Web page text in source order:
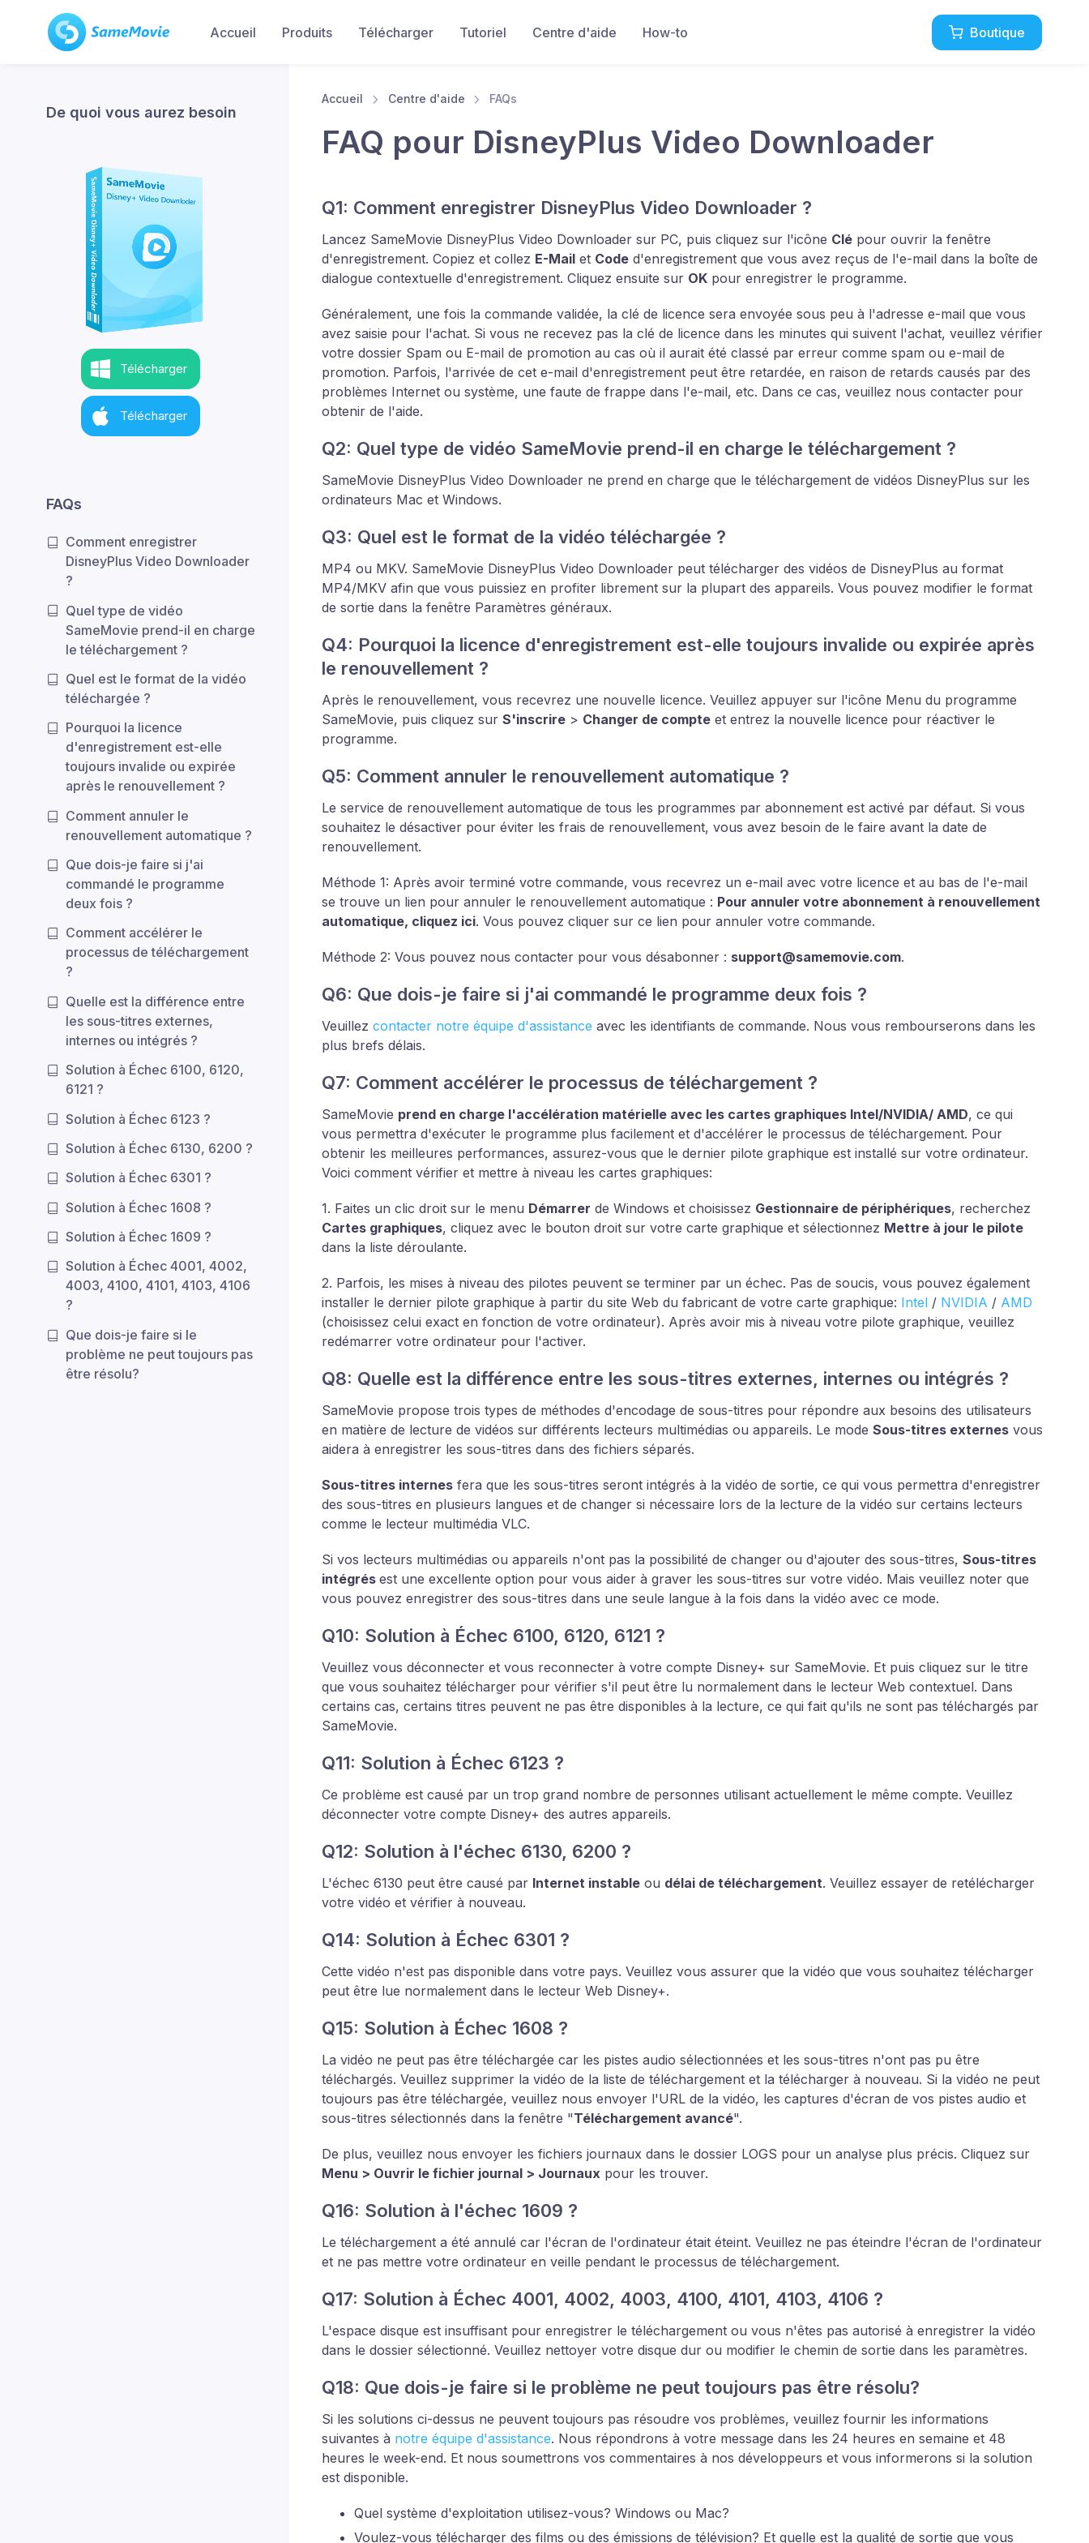
Boutique
Accueil Produits Télécharger Tutoriel Centre d'aide How-to
De quoi vous aurez besoin
Télécharger
Télécharger
FAQs
Comment enregistrer
DisneyPlus Video Downloader
?
Quel type de vidéo
SameMovie prend-il en charge
le téléchargement ?
Quel est le format de la vidéo
téléchargée ?
Pourquoi la licence
d'enregistrement est-elle
toujours invalide ou expirée
après le renouvellement ?
Comment annuler le
renouvellement automatique ?
Que dois-je faire si j'ai
commandé le programme
deux fois ?
Comment accélérer le
processus de téléchargement
?
Quelle est la différence entre
les sous-titres externes,
internes ou intégrés ?
Solution à Échec 6100, 6120,
6121 ?
Solution à Échec 6123 ?
Solution à Échec 6130, 6200 ?
Solution à Échec 6301 ?
Solution à Échec 1608 ?
Solution à Échec 1609 ?
Solution à Échec 4001, 4002,
4003, 4100, 4101, 4103, 4106
?
Que dois-je faire si le
problème ne peut toujours pas
être résolu?
Accueil Centre d'aide FAQs
FAQ pour DisneyPlus Video Downloader
Q1: Comment enregistrer DisneyPlus Video Downloader ?
Lancez SameMovie DisneyPlus Video Downloader sur PC, puis cliquez sur l'icône Clé pour ouvrir la fenêtre
d'enregistrement. Copiez et collez E-Mail et Code d'enregistrement que vous avez reçus de l'e-mail dans la boîte de
dialogue contextuelle d'enregistrement. Cliquez ensuite sur OK pour enregistrer le programme.
Généralement, une fois la commande validée, la clé de licence sera envoyée sous peu à l'adresse e-mail que vous
avez saisie pour l'achat. Si vous ne recevez pas la clé de licence dans les minutes qui suivent l'achat, veuillez vérifier
votre dossier Spam ou E-mail de promotion au cas où il aurait été classé par erreur comme spam ou e-mail de
promotion. Parfois, l'arrivée de cet e-mail d'enregistrement peut être retardée, en raison de retards causés par des
problèmes Internet ou système, une faute de frappe dans l'e-mail, etc. Dans ce cas, veuillez nous contacter pour
obtenir de l'aide.
Q2: Quel type de vidéo SameMovie prend-il en charge le téléchargement ?
SameMovie DisneyPlus Video Downloader ne prend en charge que le téléchargement de vidéos DisneyPlus sur les
ordinateurs Mac et Windows.
Q3: Quel est le format de la vidéo téléchargée ?
MP4 ou MKV. SameMovie DisneyPlus Video Downloader peut télécharger des vidéos de DisneyPlus au format
MP4/MKV afin que vous puissiez en profiter librement sur la plupart des appareils. Vous pouvez modifier le format
de sortie dans la fenêtre Paramètres généraux.
Q4: Pourquoi la licence d'enregistrement est-elle toujours invalide ou expirée après
le renouvellement ?
Après le renouvellement, vous recevrez une nouvelle licence. Veuillez appuyer sur l'icône Menu du programme
SameMovie, puis cliquez sur S'inscrire > Changer de compte et entrez la nouvelle licence pour réactiver le
programme.
Q5: Comment annuler le renouvellement automatique ?
Le service de renouvellement automatique de tous les programmes par abonnement est activé par défaut. Si vous
souhaitez le désactiver pour éviter les frais de renouvellement, vous avez besoin de le faire avant la date de
renouvellement.
Méthode 1: Après avoir terminé votre commande, vous recevrez un e-mail avec votre licence et au bas de l'e-mail
se trouve un lien pour annuler le renouvellement automatique : Pour annuler votre abonnement à renouvellement
automatique, cliquez ici. Vous pouvez cliquer sur ce lien pour annuler votre commande.
Méthode 2: Vous pouvez nous contacter pour vous désabonner : support@samemovie.com.
Q6: Que dois-je faire si j'ai commandé le programme deux fois ?
Veuillez contacter notre équipe d'assistance avec les identifiants de commande. Nous vous rembourserons dans les
plus brefs délais.
Q7: Comment accélérer le processus de téléchargement ?
SameMovie prend en charge l'accélération matérielle avec les cartes graphiques Intel/NVIDIA/ AMD, ce qui
vous permettra d'exécuter le programme plus facilement et d'accélérer le processus de téléchargement. Pour
obtenir les meilleures performances, assurez-vous que le dernier pilote graphique est installé sur votre ordinateur.
Voici comment vérifier et mettre à niveau les cartes graphiques:
1. Faites un clic droit sur le menu Démarrer de Windows et choisissez Gestionnaire de périphériques, recherchez
Cartes graphiques, cliquez avec le bouton droit sur votre carte graphique et sélectionnez Mettre à jour le pilote
dans la liste déroulante.
2. Parfois, les mises à niveau des pilotes peuvent se terminer par un échec. Pas de soucis, vous pouvez également
installer le dernier pilote graphique à partir du site Web du fabricant de votre carte graphique: Intel / NVIDIA / AMD
(choisissez celui exact en fonction de votre ordinateur). Après avoir mis à niveau votre pilote graphique, veuillez
redémarrer votre ordinateur pour l'activer.
Q8: Quelle est la différence entre les sous-titres externes, internes ou intégrés ?
SameMovie propose trois types de méthodes d'encodage de sous-titres pour répondre aux besoins des utilisateurs
en matière de lecture de vidéos sur différents lecteurs multimédias ou appareils. Le mode Sous-titres externes vous
aidera à enregistrer les sous-titres dans des fichiers séparés.
Sous-titres internes fera que les sous-titres seront intégrés à la vidéo de sortie, ce qui vous permettra d'enregistrer
des sous-titres en plusieurs langues et de changer si nécessaire lors de la lecture de la vidéo sur certains lecteurs
comme le lecteur multimédia VLC.
Si vos lecteurs multimédias ou appareils n'ont pas la possibilité de changer ou d'ajouter des sous-titres, Sous-titres
intégrés est une excellente option pour vous aider à graver les sous-titres sur votre vidéo. Mais veuillez noter que
vous pouvez enregistrer des sous-titres dans une seule langue à la fois dans la vidéo avec ce mode.
Q10: Solution à Échec 6100, 6120, 6121 ?
Veuillez vous déconnecter et vous reconnecter à votre compte Disney+ sur SameMovie. Et puis cliquez sur le titre
que vous souhaitez télécharger pour vérifier s'il peut être lu normalement dans le lecteur Web contextuel. Dans
certains cas, certains titres peuvent ne pas être disponibles à la lecture, ce qui fait qu'ils ne sont pas téléchargés par
SameMovie.
Q11: Solution à Échec 6123 ?
Ce problème est causé par un trop grand nombre de personnes utilisant actuellement le même compte. Veuillez
déconnecter votre compte Disney+ des autres appareils.
Q12: Solution à l'échec 6130, 6200 ?
L'échec 6130 peut être causé par Internet instable ou délai de téléchargement. Veuillez essayer de retélécharger
votre vidéo et vérifier à nouveau.
Q14: Solution à Échec 6301 ?
Cette vidéo n'est pas disponible dans votre pays. Veuillez vous assurer que la vidéo que vous souhaitez télécharger
peut être lue normalement dans le lecteur Web Disney+.
Q15: Solution à Échec 1608 ?
La vidéo ne peut pas être téléchargée car les pistes audio sélectionnées et les sous-titres n'ont pas pu être
téléchargés. Veuillez supprimer la vidéo de la liste de téléchargement et la télécharger à nouveau. Si la vidéo ne peut
toujours pas être téléchargée, veuillez nous envoyer l'URL de la vidéo, les captures d'écran de vos pistes audio et
sous-titres sélectionnés dans la fenêtre "Téléchargement avancé".
De plus, veuillez nous envoyer les fichiers journaux dans le dossier LOGS pour un analyse plus précis. Cliquez sur
Menu > Ouvrir le fichier journal > Journaux pour les trouver.
Q16: Solution à l'échec 1609 ?
Le téléchargement a été annulé car l'écran de l'ordinateur était éteint. Veuillez ne pas éteindre l'écran de l'ordinateur
et ne pas mettre votre ordinateur en veille pendant le processus de téléchargement.
Q17: Solution à Échec 4001, 4002, 4003, 4100, 4101, 4103, 4106 ?
L'espace disque est insuffisant pour enregistrer le téléchargement ou vous n'êtes pas autorisé à enregistrer la vidéo
dans le dossier sélectionné. Veuillez nettoyer votre disque dur ou modifier le chemin de sortie dans les paramètres.
Q18: Que dois-je faire si le problème ne peut toujours pas être résolu?
Si les solutions ci-dessus ne peuvent toujours pas résoudre vos problèmes, veuillez fournir les informations
suivantes à notre équipe d'assistance. Nous répondrons à votre message dans les 24 heures en semaine et 48
heures le week-end. Et nous soumettrons vos commentaires à nos développeurs et vous informerons si la solution
est disponible.
Quel système d'exploitation utilisez-vous? Windows ou Mac?
Voulez-vous télécharger des films ou des émissions de télévision? Et quelle est la qualité de sortie que vous